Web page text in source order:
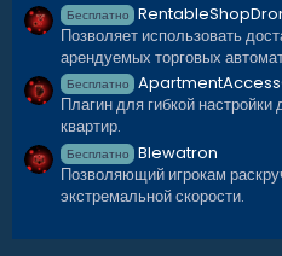
Telegram
Бесплатно
Позволяет использовать
арендуемых торговых
Бесплатно
Плагин для гибкой
квартир.
Бесплатно Blewatron
Позволяющий игрокам
экстремальной скорости.